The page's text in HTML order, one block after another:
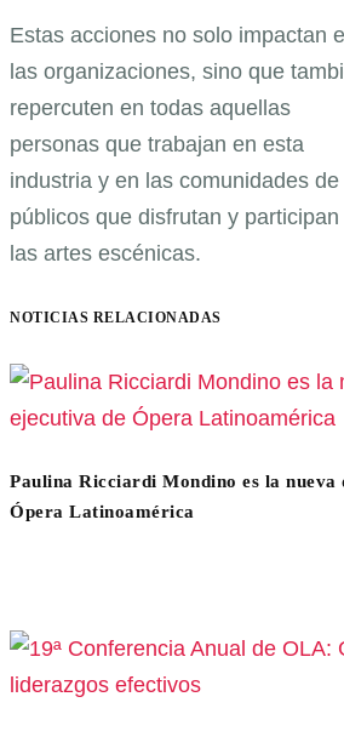
Estas acciones no solo impactan
las organizaciones, sino que
repercuten en todas aquellas
personas que trabajan en esta
industria y en las comunidades de
públicos que disfrutan y participan
las artes escénicas.
NOTICIAS RELACIONADAS
Paulina Ricciardi Mondino es la
Ópera Latinoamérica